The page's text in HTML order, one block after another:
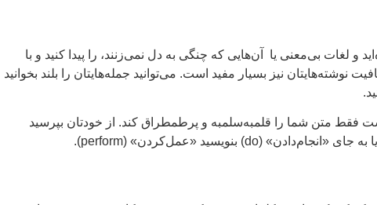
و لغات بی‌معنی یا آن‌هایی که چنگی به دل نمی‌زنند، را پیدا کنید و با
نیز بسیار مفید است. می‌توانید جمله‌هایتان را بلند بخوانید
فقط متن شما را قلمبه‌سلمبه و پرطمطراق کند. از خودتان بپرسید